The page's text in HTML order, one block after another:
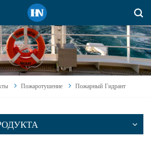
Русский
English
русский
Indonesia
Пожаротушение Пожарный Гидрант